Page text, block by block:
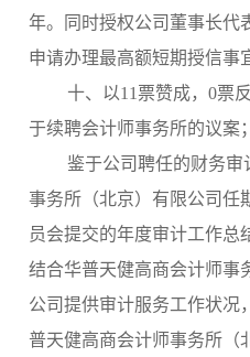
年。同时授权公司董事长代
申请办理最高额短期授信事
十、以11票赞成，0票
于续聘会计师事务所的议案；
鉴于公司聘任的财务
事务所（北京）有限公司任
员会提交的年度审计工作总
结合华普天健高商会计师事
公司提供审计服务工作状况
普天健高商会计师事务所（